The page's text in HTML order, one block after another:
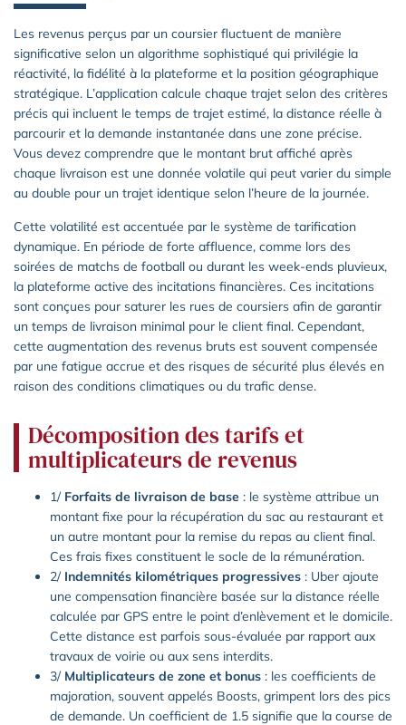
Les revenus perçus par un coursier fluctuent de manière
significative selon un algorithme sophistiqué qui privilégie la
réactivité, la fidélité à la plateforme et la position géographique
stratégique. L’application calcule chaque trajet selon des critères
précis qui incluent le temps de trajet estimé, la distance réelle à
parcourir et la demande instantanée dans une zone précise.
Vous devez comprendre que le montant brut affiché après
chaque livraison est une donnée volatile qui peut varier du simple
au double pour un trajet identique selon l’heure de la journée.
Cette volatilité est accentuée par le système de tarification
dynamique. En période de forte affluence, comme lors des
soirées de matchs de football ou durant les week-ends pluvieux,
la plateforme active des incitations financières. Ces incitations
sont conçues pour saturer les rues de coursiers afin de garantir
un temps de livraison minimal pour le client final. Cependant,
cette augmentation des revenus bruts est souvent compensée
par une fatigue accrue et des risques de sécurité plus élevés en
raison des conditions climatiques ou du trafic dense.
Décomposition des tarifs et
multiplicateurs de revenus
1/ Forfaits de livraison de base : le système attribue un
montant fixe pour la récupération du sac au restaurant et
un autre montant pour la remise du repas au client final.
Ces frais fixes constituent le socle de la rémunération.
2/ Indemnités kilométriques progressives : Uber ajoute
une compensation financière basée sur la distance réelle
calculée par GPS entre le point d’enlèvement et le domicile.
Cette distance est parfois sous-évaluée par rapport aux
travaux de voirie ou aux sens interdits.
3/ Multiplicateurs de zone et bonus : les coefficients de
majoration, souvent appelés Boosts, grimpent lors des pics
de demande. Un coefficient de 1.5 signifie que la course de